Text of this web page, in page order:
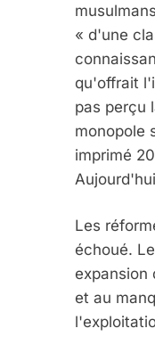
« d'une
qu'offrait
pas perçu
monopole
imprimé
Les
échoué.
expansion
et au